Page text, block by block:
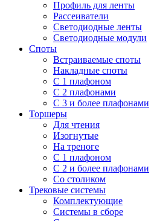
Профиль для ленты
Рассеиватели
Светодиодные ленты
Светодиодные модули
Споты
Встраиваемые споты
Накладные споты
С 1 плафоном
С 2 плафонами
С 3 и более плафонами
Торшеры
Для чтения
Изогнутые
На треноге
С 1 плафоном
С 2 и более плафонами
Со столиком
Трековые системы
Комплектующие
Системы в сборе